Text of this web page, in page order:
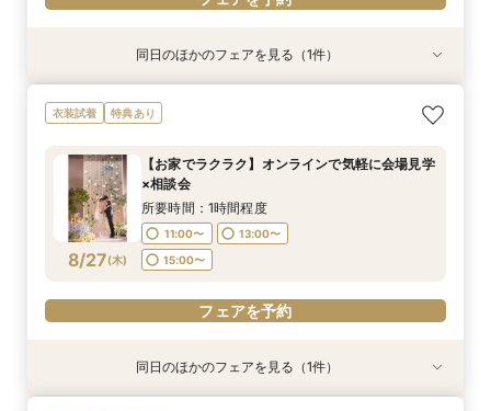
8/26(水)
＼サクッと60分で結婚式のことがわかる／時短
ウエディングフェア
9:30〜
フェアを予約
同日のほかのフェアを見る（1件）
衣装試着 特典あり
8/27(木)
【お家でラクラク】オンラインで気軽に会場見学
×相談会
所要時間：1時間程度
11:00〜
13:00〜
15:00〜
フェアを予約
同日のほかのフェアを見る（1件）